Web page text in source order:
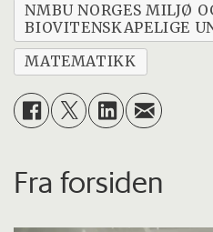
NMBU NORGES MILJØ
BIOVITENSKAPELIGE
MATEMATIKK
Fra forsiden